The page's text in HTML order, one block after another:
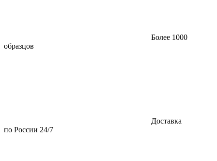
Более 1000
образцов
Доставка
по России 24/7